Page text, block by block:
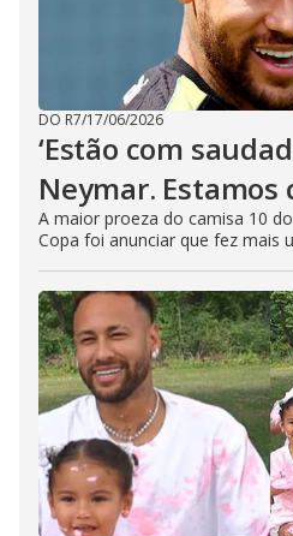
DO R7/17/06/2026
‘Estão com
Neymar. Estamos
A maior proeza do camisa 10
Copa foi anunciar que fez mais